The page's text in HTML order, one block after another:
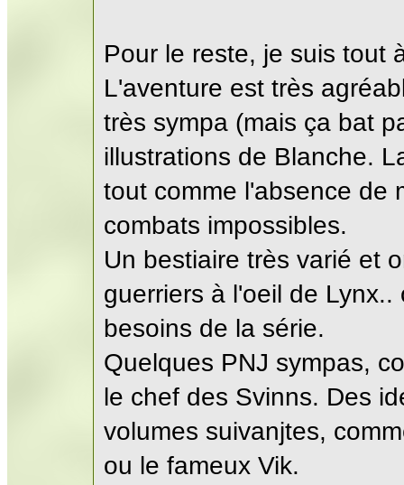
Pour le reste, je suis tout
L'aventure est très
très sympa (mais ça bat
illustrations de Blanche.
tout comme l'absence de
combats impossibles.
Un bestiaire très varié et
guerriers à l'oeil de
besoins de la série.
Quelques PNJ sympas,
le chef des Svinns. Des
volumes suivanjtes,
ou le fameux Vik.